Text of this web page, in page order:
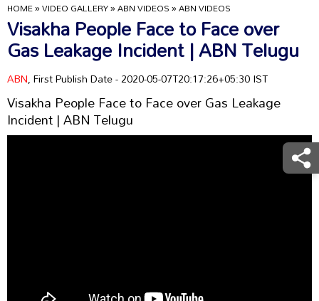
HOME»VIDEO GALLERY»ABN VIDEOS»ABN VIDEOS
Visakha People Face to Face over
Gas Leakage Incident | ABN Telugu
ABN, First Publish Date - 2020-05-07T20:17:26+05:30 IST
Visakha People Face to Face over Gas Leakage
Incident | ABN Telugu